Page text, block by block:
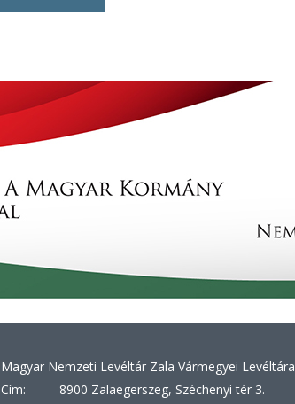
Magyar Nemzeti Levéltár Zala Vármegyei Levéltára
Cím:
8900 Zalaegerszeg, Széchenyi tér 3.